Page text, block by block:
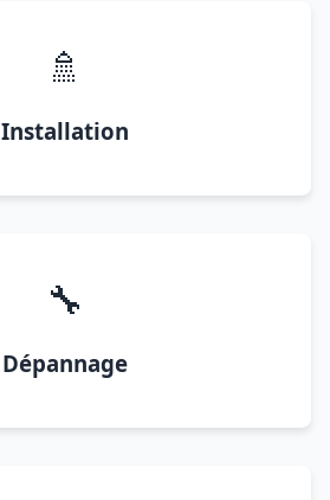
🚿
Installation
🔧
Dépannage